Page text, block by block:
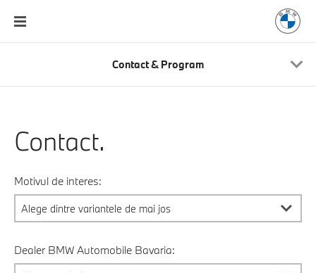
Contact & Program
Contact.
Motivul de interes:
Dealer BMW Automobile Bavaria: